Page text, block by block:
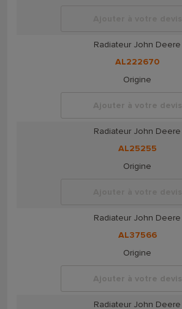
Radiateur John Deere
AL222670
Origine
Ajouter à votre devis
Radiateur John Deere
AL25255
Origine
Radiateur John Deere
AL37566
Origine
Ajouter à votre devis
Radiateur John Deere